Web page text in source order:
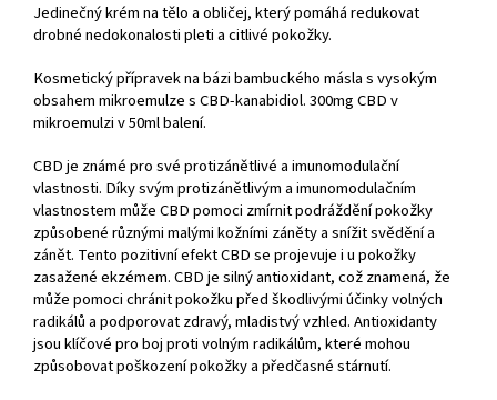
Jedinečný krém na tělo a obličej, který pomáhá redukovat
drobné nedokonalosti pleti a citlivé pokožky.
Kosmetický přípravek na bázi bambuckého másla s vysokým
obsahem mikroemulze s CBD-kanabidiol. 300mg CBD v
mikroemulzi v 50ml balení.
CBD je známé pro své protizánětlivé a imunomodulační
vlastnosti. Díky svým protizánětlivým a imunomodulačním
vlastnostem může CBD pomoci zmírnit podráždění pokožky
způsobené různými malými kožními záněty a snížit svědění a
zánět. Tento pozitivní efekt CBD se projevuje i u pokožky
zasažené ekzémem. CBD je silný antioxidant, což znamená, že
může pomoci chránit pokožku před škodlivými účinky volných
radikálů a podporovat zdravý, mladistvý vzhled. Antioxidanty
jsou klíčové pro boj proti volným radikálům, které mohou
způsobovat poškození pokožky a předčasné stárnutí.